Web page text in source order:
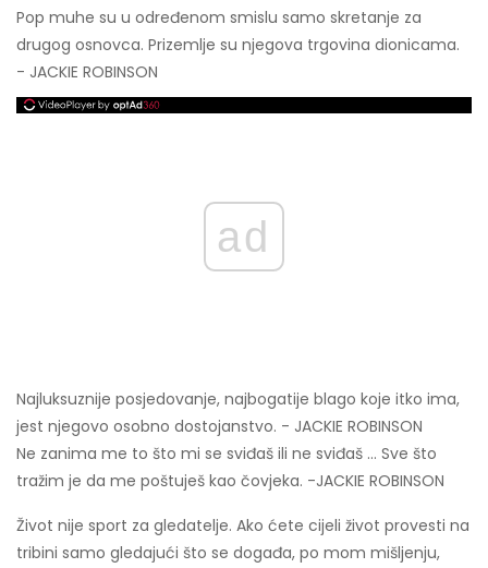
Pop muhe su u određenom smislu samo skretanje za
drugog osnovca. Prizemlje su njegova trgovina dionicama.
- JACKIE ROBINSON
ad
Najluksuznije posjedovanje, najbogatije blago koje itko ima,
jest njegovo osobno dostojanstvo. - JACKIE ROBINSON
Ne zanima me to što mi se sviđaš ili ne sviđaš ... Sve što
tražim je da me poštuješ kao čovjeka. -JACKIE ROBINSON
Život nije sport za gledatelje. Ako ćete cijeli život provesti na
tribini samo gledajući što se događa, po mom mišljenju,